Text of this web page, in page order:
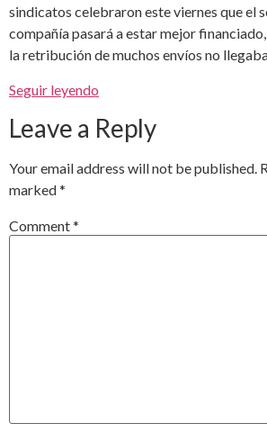
sindicatos celebraron este viernes que el
compañía pasará a estar mejor
la retribución de muchos envíos no
Seguir leyendo
Leave a Reply
Your email address will not be published.
marked*
Comment*